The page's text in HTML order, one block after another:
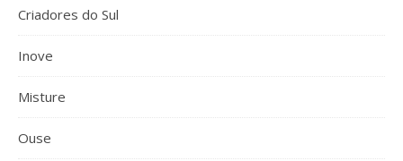
Criadores do Sul
Inove
Misture
Ouse